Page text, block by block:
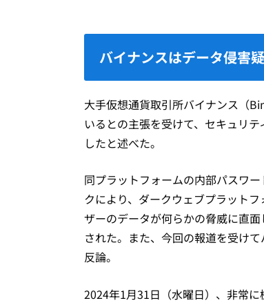
バイナンスはデータ侵害
大手仮想通貨取引所バイナンス（
いるとの主張を受けて、セキュリ
したと述べた。
同プラットフォームの内部パスワ
クにより、ダークウェブプラット
ザーのデータが何らかの脅威に直
された。また、今回の報道を受け
反論。
2024年1月31日（水曜日）、非常